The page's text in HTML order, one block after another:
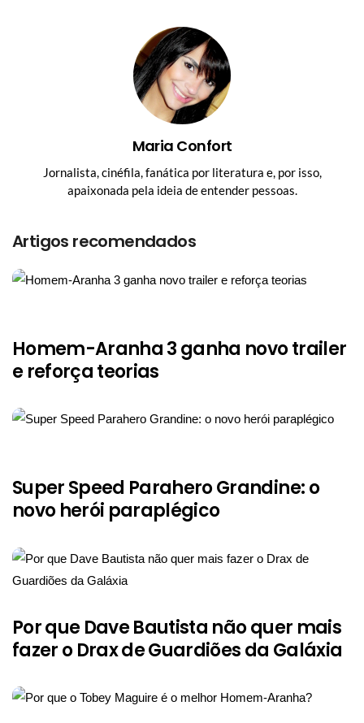
Maria Confort
Jornalista, cinéfila, fanática por literatura e, por isso,
apaixonada pela ideia de entender pessoas.
Artigos recomendados
Homem-Aranha 3 ganha novo trailer
e reforça teorias
Super Speed Parahero Grandine: o
novo herói paraplégico
Por que Dave Bautista não quer mais
fazer o Drax de Guardiões da Galáxia